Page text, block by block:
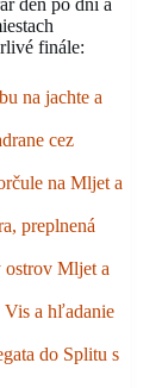
deň po dni a
finále:
na jachte a
cez
na Mljet a
preplnená
ostrov Mljet a
Vis a hľadanie
do Splitu s